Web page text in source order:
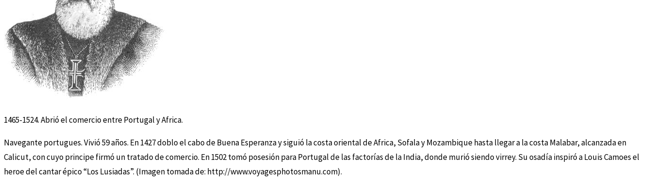
1465-1524. Abrió el comercio entre Portugal y Africa.
Navegante portugues. Vivió 59 años. En 1427 doblo el cabo de Buena Esperanza y siguió la costa oriental de Africa, Sofala y Mozambique hasta llegar a la costa Malabar, alcanzada en
Calicut, con cuyo principe firmó un tratado de comercio. En 1502 tomó posesión para Portugal de las factorías de la India, donde murió siendo virrey. Su osadía inspiró a Louis Camoes el
heroe del cantar épico “Los Lusiadas”. (Imagen tomada de: http://www.voyagesphotosmanu.com).